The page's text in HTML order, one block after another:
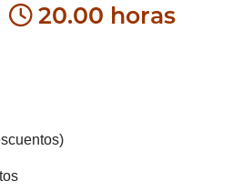
20.00 horas